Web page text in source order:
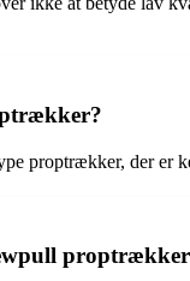
proptrækker, der er